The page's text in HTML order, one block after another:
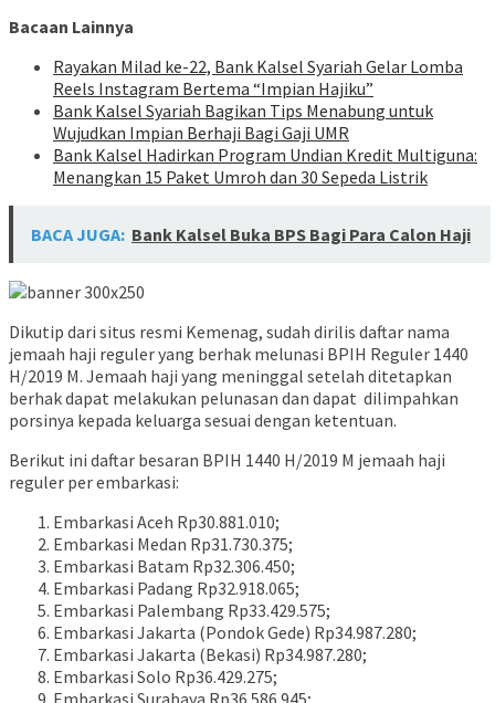
Bacaan Lainnya
Rayakan Milad ke-22, Bank Kalsel Syariah Gelar Lomba
Reels Instagram Bertema “Impian Hajiku”
Bank Kalsel Syariah Bagikan Tips Menabung untuk
Wujudkan Impian Berhaji Bagi Gaji UMR
Bank Kalsel Hadirkan Program Undian Kredit Multiguna:
Menangkan 15 Paket Umroh dan 30 Sepeda Listrik
BACA JUGA: Bank Kalsel Buka BPS Bagi Para Calon Haji
Dikutip dari situs resmi Kemenag, sudah dirilis daftar nama
jemaah haji reguler yang berhak melunasi BPIH Reguler 1440
H/2019 M. Jemaah haji yang meninggal setelah ditetapkan
berhak dapat melakukan pelunasan dan dapat dilimpahkan
porsinya kepada keluarga sesuai dengan ketentuan.
Berikut ini daftar besaran BPIH 1440 H/2019 M jemaah haji
reguler per embarkasi:
Embarkasi Aceh Rp30.881.010;
Embarkasi Medan Rp31.730.375;
Embarkasi Batam Rp32.306.450;
Embarkasi Padang Rp32.918.065;
Embarkasi Palembang Rp33.429.575;
Embarkasi Jakarta (Pondok Gede) Rp34.987.280;
Embarkasi Jakarta (Bekasi) Rp34.987.280;
Embarkasi Solo Rp36.429.275;